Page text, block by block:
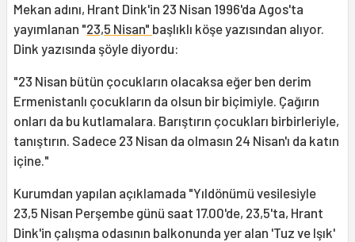
Mekan adını, Hrant Dink'in 23 Nisan 1996'da Agos'ta
yayımlanan "23,5 Nisan" başlıklı köşe yazısından alıyor.
Dink yazısında şöyle diyordu:
"23 Nisan bütün çocukların olacaksa eğer ben derim
Ermenistanlı çocukların da olsun bir biçimiyle. Çağırın
onları da bu kutlamalara. Barıştırın çocukları birbirleriyle,
tanıştırın. Sadece 23 Nisan da olmasın 24 Nisan'ı da katın
içine."
Kurumdan yapılan açıklamada "Yıldönümü vesilesiyle
23,5 Nisan Perşembe günü saat 17.00'de, 23,5'ta, Hrant
Dink'in çalışma odasının balkonunda yer alan 'Tuz ve Işık'